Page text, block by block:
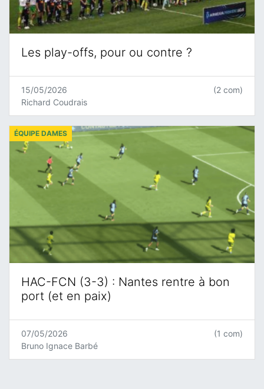
Les play-offs, pour ou contre ?
15/05/2026
Richard Coudrais
(2 com)
HAC-FCN (3-3) : Nantes rentre à bon
port (et en paix)
ÉQUIPE DAMES
07/05/2026
Bruno Ignace Barbé
(1 com)